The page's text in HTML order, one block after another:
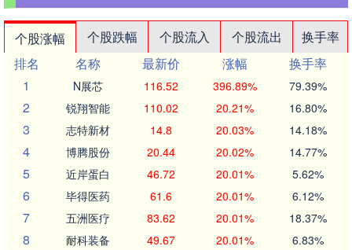
个股涨幅 个股跌幅 个股流入 个股流出
换手率
排名
名称 最新价 涨幅
换手率
1
N展芯 116.52 396.89% 79.39%
2 锐翔智能 110.02 20.21% 16.80%
3 志特新材 14.8 20.03% 14.18%
4 博腾股份 20.44 20.02% 14.77%
5 近岸蛋白 46.72 20.01% 5.62%
6 毕得医药 61.6 20.01% 6.12%
7 五洲医疗 83.62 20.01% 18.37%
8 耐科装备 49.67 20.01% 6.83%